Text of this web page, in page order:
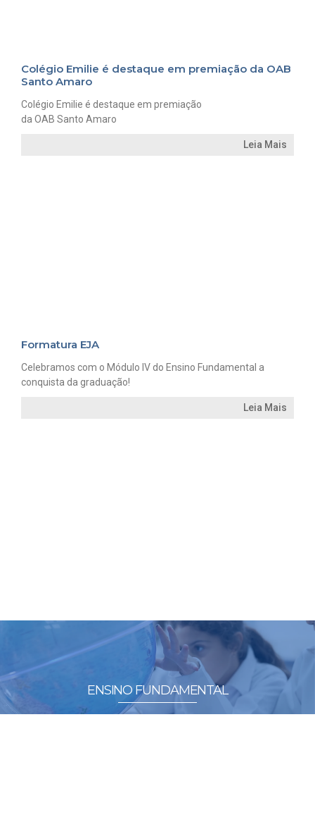
Colégio Emilie é destaque em premiação da OAB
Santo Amaro
Colégio Emilie é destaque em premiação
da OAB Santo Amaro
Leia Mais
Formatura EJA
Celebramos com o Módulo IV do Ensino Fundamental a
conquista da graduação!
Leia Mais
ENSINO FUNDAMENTAL